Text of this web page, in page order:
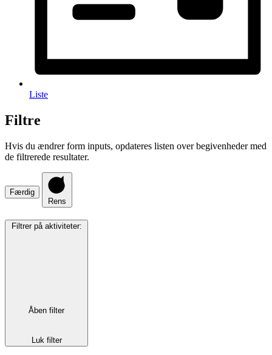
Liste
Filtre
Hvis du ændrer form inputs, opdateres listen over begivenheder med
de filtrerede resultater.
Færdig
Rens
Filtrer på aktiviteter:
Åben filter
Luk filter